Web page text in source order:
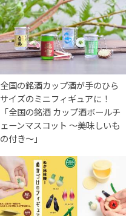
全国の銘酒カップ酒が手のひら
サイズのミニフィギュアに！
「全国の銘酒 カップ酒ボールチ
ェーンマスコット ～美味しいも
の付き～」